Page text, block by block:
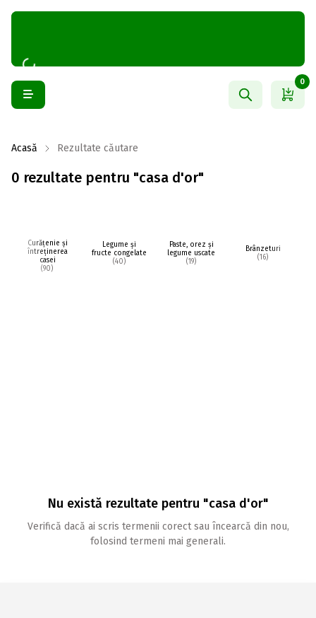
0
Acasă Rezultate căutare
0 rezultate pentru "casa d'or"
Curățenie și
întreținerea
casei
(90)
Legume și
fructe congelate
(40)
Paste, orez și
legume uscate
(19)
Brânzeturi
(16)
Nu există rezultate pentru "casa d'or"
Verifică dacă ai scris termenii corect sau încearcă din nou,
folosind termeni mai generali.